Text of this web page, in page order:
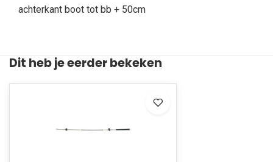
achterkant boot tot bb + 50cm
Dit heb je eerder bekeken